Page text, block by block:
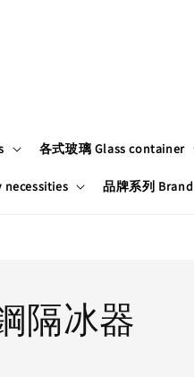
各式玻璃 Glass container
necessities 品牌系列 Brand
隔冰器